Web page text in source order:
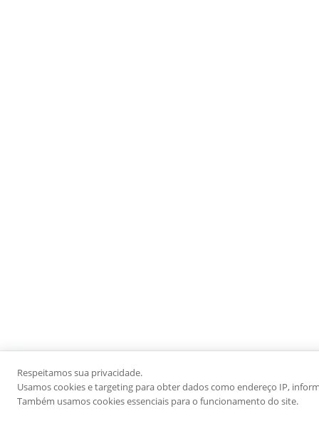
Respeitamos sua privacidade.
Usamos cookies e targeting para obter dados como endereço IP,
Também usamos cookies essenciais para o funcionamento do site.